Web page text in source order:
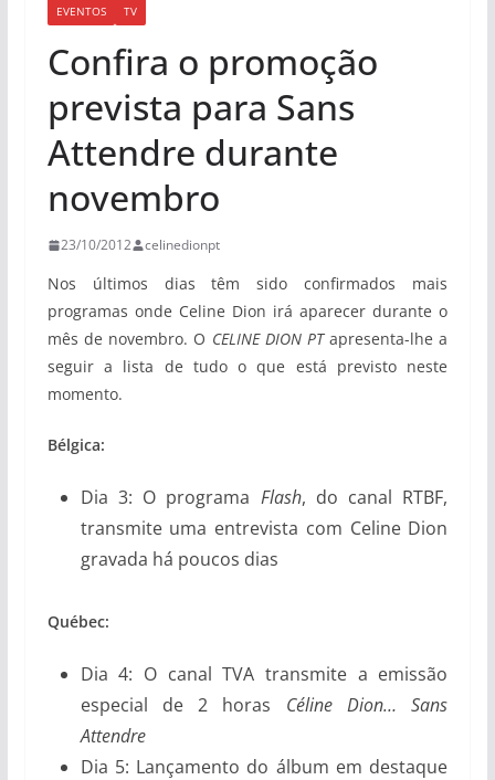
EVENTOS TV
Confira o promoção
prevista para Sans
Attendre durante
novembro
23/10/2012 celinedionpt
Nos últimos dias têm sido confirmados mais
programas onde Celine Dion irá aparecer durante o
mês de novembro. O CELINE DION PTapresenta-lhe a
seguir a lista de tudo o que está previsto neste
momento.
Bélgica:
Dia 3: O programa Flash, do canal RTBF,
transmite uma entrevista com Celine Dion
gravada há poucos dias
Québec:
Dia 4: O canal TVA transmite a emissão
especial de 2 horas Céline Dion… Sans
Attendre
Dia 5: Lançamento do álbum em destaque